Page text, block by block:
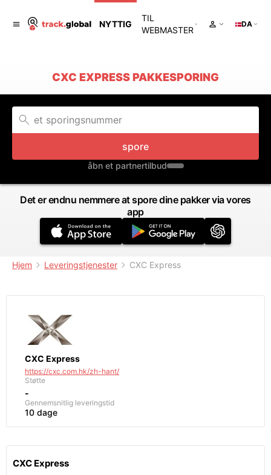
NYTTIG
TIL
WEBMASTER
DA
CXC EXPRESS PAKKESPORING
spore
åbn et partnertilbud
Det er endnu nemmere at spore dine pakker via vores
app
Hjem Leveringstjenester CXC Express
CXC Express
https://cxc.com.hk/zh-hant/
Støtte
-
Gennemsnitlig leveringstid
10 dage
CXC Express